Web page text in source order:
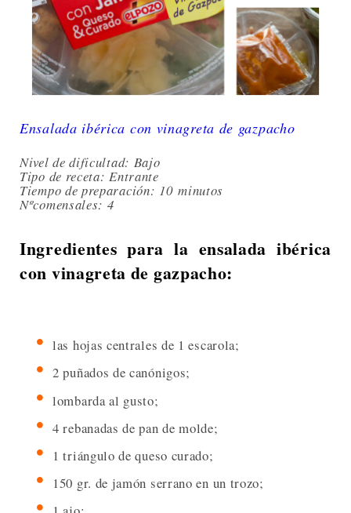
Ensalada ibérica con vinagreta de gazpacho
Nivel de dificultad: Bajo
Tipo de receta: Entrante
Tiempo de preparación: 10minutos
Nºcomensales: 4
Ingredientes para la ensalada ibérica
con vinagreta de gazpacho:
las hojas centrales de 1 escarola;
2 puñados de canónigos;
lombarda al gusto;
4 rebanadas de pan de molde;
1 triángulo de queso curado;
150 gr. de jamón serrano en un trozo;